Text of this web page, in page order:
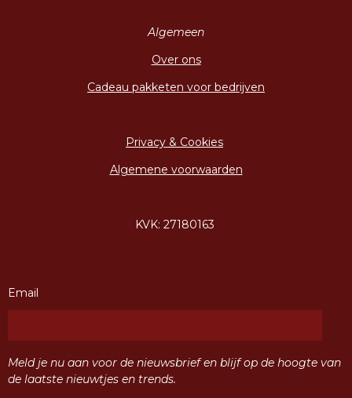
Algemeen
Over ons
Cadeau pakketen voor bedrijven
Privacy & Cookies
Algemene voorwaarden
KVK: 27180163
Email
Meld je nu aan voor de nieuwsbrief en blijf op de hoogte van
de laatste nieuwtjes en trends.